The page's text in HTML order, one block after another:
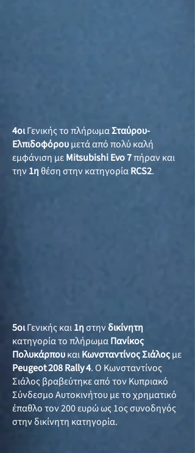
4οιΓενικής το πλήρωμαΣταύρου-
Ελπιδοφόρουμετά από πολύ καλή
εμφάνιση μεMitsubishi Evo 7πήραν και
την1η θέση στην κατηγορίαRCS2.
5οιΓενικής και1ηστηνδικίνητη
κατηγορία το πλήρωμαΠανίκος
ΠολυκάρπουκαιΚωνσταντίνος Σιάλοςμε
Peugeot 208 Rally 4. Ο Κωνσταντίνος
Σιάλος βραβεύτηκε από τον Κυπριακό
Σύνδεσμο Αυτοκινήτου με το χρηματικό
έπαθλο τον 200 ευρώ ως 1ος συνοδηγός
στην δικίνητη κατηγορία.